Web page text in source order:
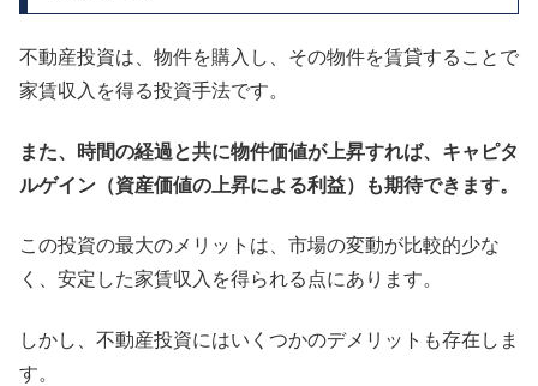
不動産投資は、物件を購入し、その物件を賃貸することで
家賃収入を得る投資手法です。
また、時間の経過と共に物件価値が上昇すれば、キャピタ
ルゲイン（資産価値の上昇による利益）も期待できます。
この投資の最大のメリットは、市場の変動が比較的少な
く、安定した家賃収入を得られる点にあります。
しかし、不動産投資にはいくつかのデメリットも存在しま
す。